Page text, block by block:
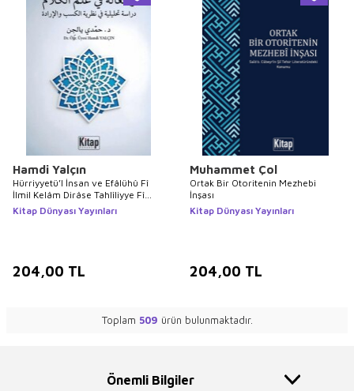
Hamdi Yalçın
Hürriyyetü’l İnsan ve Efâlühû Fî
İlmil Kelâm Dirâse Tahlîliyye Fî
Nazariyyetil Kesb Ve’l İrade
Kitap Dünyası Yayınları
204,00 TL
Muhammet Çol
Ortak Bir Otoritenin Mezhebi
İnşası
Kitap Dünyası Yayınları
204,00 TL
Toplam 509 ürün bulunmaktadır.
Önemli Bilgiler